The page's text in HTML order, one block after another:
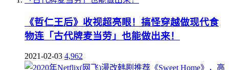
《哲仁王后》收视超亮眼！搞怪穿越做现代食
物连「古代牌麦当劳」也能做出来！
2021-02-03 4,962